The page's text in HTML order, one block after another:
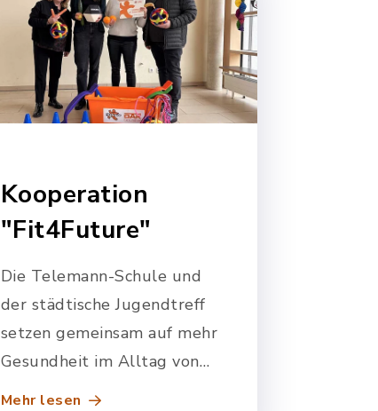
Kooperation
"Fit4Future"
Die Telemann-Schule und
der städtische Jugendtreff
setzen gemeinsam auf mehr
Gesundheit im Alltag von
Kindern und Jugendlichen.
Mehr lesen